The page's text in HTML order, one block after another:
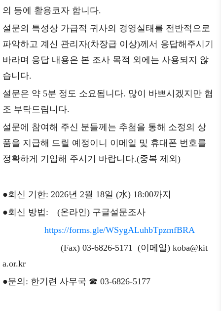
의 등에 활용코자 합니다.
설문의 특성상 가급적 귀사의 경영실태를 전반적으로
파악하고 계신 관리자(차장급 이상)께서 응답해주시기
바라며 응답 내용은 본 조사 목적 외에는 사용되지 않
습니다.
설문은 약 5분 정도 소요됩니다. 많이 바쁘시겠지만 협
조 부탁드립니다.
설문에 참여해 주신 분들께는 추첨을 통해 소정의 상
품을 지급해 드릴 예정이니 이메일 및 휴대폰 번호를
정확하게 기입해 주시기 바랍니다.(중복 제외)
●회신 기한: 2026년 2월 18일 (水) 18:00까지
●회신 방법: (온라인) 구글설문조사
https://forms.gle/WSygALuhbTpzmfBRA
(Fax) 03-6826-5171 (이메일) koba@kit
a.or.kr
●문의: 한기련 사무국 ☎ 03-6826-5177